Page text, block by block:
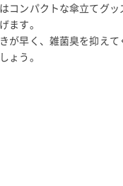
コンパクトな傘立てグ
ます。
が早く、雑菌臭を抑え
ょう。